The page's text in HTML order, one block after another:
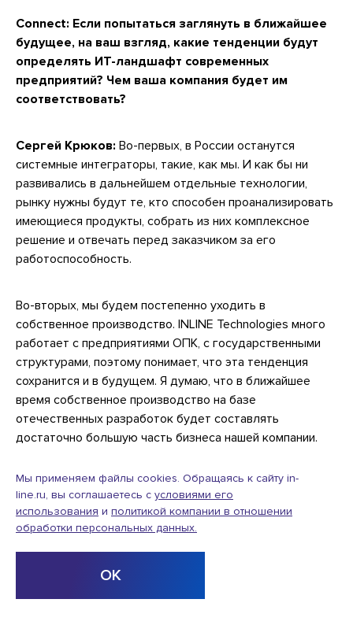
Connect: Если попытаться заглянуть в ближайшее
будущее, на ваш взгляд, какие тенденции будут
определять ИТ-ландшафт современных
предприятий? Чем ваша компания будет им
соответствовать?
Сергей Крюков: Во-первых, в России останутся
системные интеграторы, такие, как мы. И как бы ни
развивались в дальнейшем отдельные технологии,
рынку нужны будут те, кто способен проанализировать
имеющиеся продукты, собрать из них комплексное
решение и отвечать перед заказчиком за его
работоспособность.
Во-вторых, мы будем постепенно уходить в
собственное производство. INLINE Technologies много
работает с предприятиями ОПК, с государственными
структурами, поэтому понимает, что эта тенденция
сохранится и в будущем. Я думаю, что в ближайшее
время собственное производство на базе
отечественных разработок будет составлять
достаточно большую часть бизнеса нашей компании.
В-третьих, будет развиваться сервисное обслуживание,
и мы уже сейчас видим эту тенденцию. Речь идет и об
аутсорсинге, и об аутстаффинге, и вообще о сервисе
сегодня управляем многими бизнес-процессами у
наших заказчиков.
Мы применяем файлы cookies. Обращаясь к сайту in-
line.ru, вы соглашаетесь с условиями его
использования и политикой компании в отношении
обработки персональных данных.
ОК